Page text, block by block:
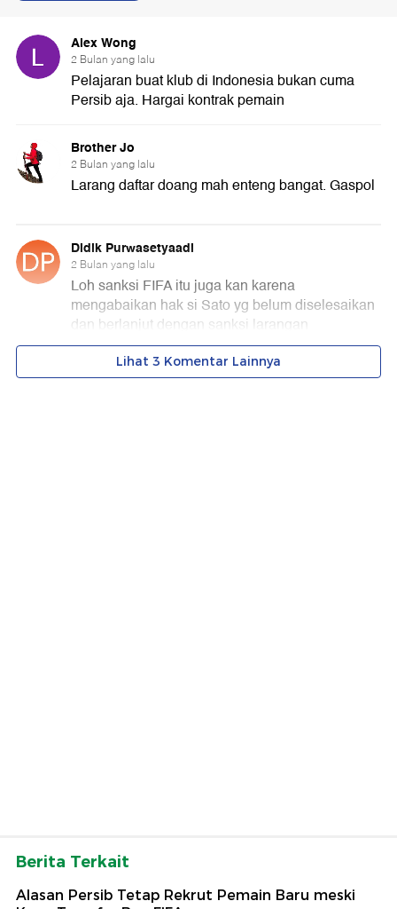
Berita Terkait
Alasan Persib Tetap Rekrut Pemain Baru meski